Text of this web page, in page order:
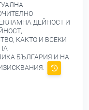
ДЕЙНОСТ И
КАКТО И ВСЕКИ
БЪЛГАРИЯ И НА